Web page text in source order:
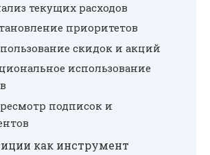
текущих расходов
приоритетов
скидок и акций
использование
подписок и
как инструмент